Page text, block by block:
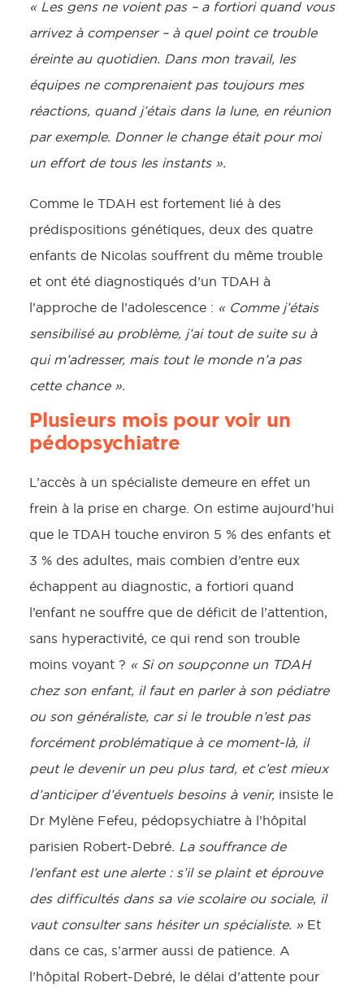
« Les gens ne voient pas – a fortiori quand vous
arrivez à compenser – à quel point ce trouble
éreinte au quotidien. Dans mon travail, les
équipes ne comprenaient pas toujours mes
réactions, quand j’étais dans la lune, en réunion
par exemple. Donner le change était pour moi
un effort de tous les instants ».
Comme le TDAH est fortement lié à des
prédispositions génétiques, deux des quatre
enfants de Nicolas souffrent du même trouble
et ont été diagnostiqués d’un TDAH à
l’approche de l’adolescence : « Comme j’étais
sensibilisé au problème, j’ai tout de suite su à
qui m’adresser, mais tout le monde n’a pas
cette chance ».
Plusieurs mois pour voir un
pédopsychiatre
L’accès à un spécialiste demeure en effet un
frein à la prise en charge. On estime aujourd’hui
que le TDAH touche environ 5 % des enfants et
3 % des adultes, mais combien d’entre eux
échappent au diagnostic, a fortiori quand
l’enfant ne souffre que de déficit de l’attention,
sans hyperactivité, ce qui rend son trouble
moins voyant ? « Si on soupçonne un TDAH
chez son enfant, il faut en parler à son pédiatre
ou son généraliste, car si le trouble n’est pas
forcément problématique à ce moment-là, il
peut le devenir un peu plus tard, et c’est mieux
d’anticiper d’éventuels besoins à venir, insiste le
Dr Mylène Fefeu, pédopsychiatre à l’hôpital
parisien Robert-Debré. La souffrance de
l’enfant est une alerte : s’il se plaint et éprouve
des difficultés dans sa vie scolaire ou sociale, il
vaut consulter sans hésiter un spécialiste. » Et
dans ce cas, s’armer aussi de patience. A
l’hôpital Robert-Debré, le délai d’attente pour